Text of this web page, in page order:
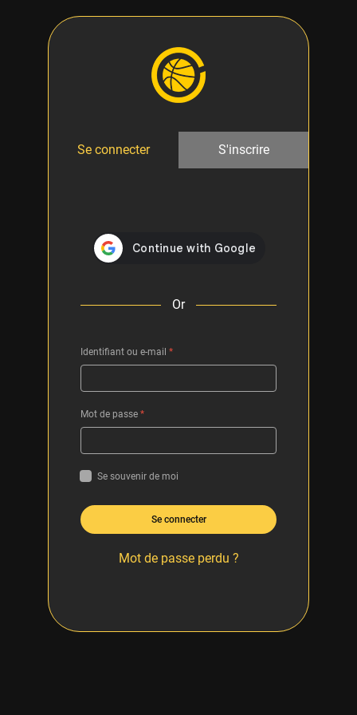
Se connecter S'inscrire
Or
Identifiant ou e-mail *
Mot de passe *
Se souvenir de moi
Se connecter
Mot de passe perdu ?